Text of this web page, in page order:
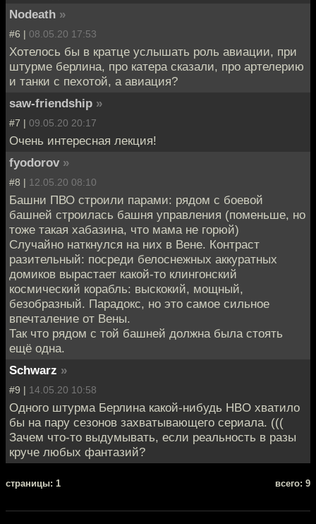
Nodeath »
#6 | 08.05.20 17:53
Хотелось бы в кратце услышать роль авиации, при
штурме берлина, про катера сказали, про артелерию
и танки с пехотой, а авиация?
saw-friendship »
#7 | 09.05.20 20:17
Очень интересная лекция!
fyodorov »
#8 | 12.05.20 08:10
Башни ПВО строили парами: рядом с боевой
башней строилась башня управления (поменьше, но
тоже такая хабазина, что мама не горюй)
Случайно наткнулся на них в Вене. Контраст
разительный: посреди белоснежных аккуратных
домиков вырастает какой-то клингонский
космический корабль: выскокий, мощный,
безобразный. Парадокс, но это самое сильное
впечталение от Вены.
Так что рядом с той башней должна была стоять
ещё одна.
Schwarz »
#9 | 14.05.20 10:58
Одного штурма Берлина какой-нибудь HBO хватило
бы на пару сезонов захватывающего сериала. (((
Зачем что-то выдумывать, если реальность в разы
круче любых фантазий?
cтраницы: 1 всего: 9